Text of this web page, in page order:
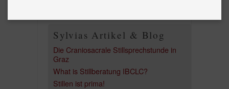
Sylvias Artikel & Blog
Die Craniosacrale Stillsprechstunde in
Graz
What is Stillberatung IBCLC?
Stillen ist prima!